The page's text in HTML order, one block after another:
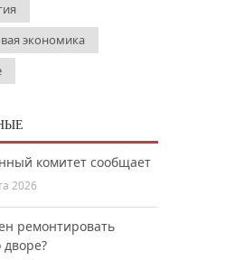
экономика
комитет сообщает
2026
ремонтировать
дворе?